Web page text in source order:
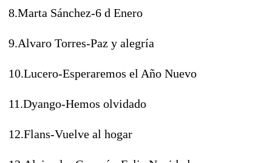
8.Marta Sánchez-6 d Enero
9.Alvaro Torres-Paz y alegría
10.Lucero-Esperaremos el Año Nuevo
11.Dyango-Hemos olvidado
12.Flans-Vuelve al hogar